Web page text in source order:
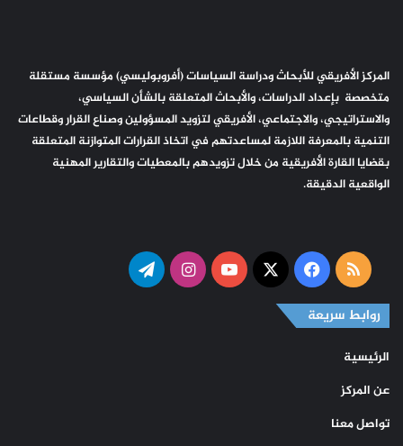
المركز الأفريقي للأبحاث ودراسة السياسات (أفروبوليسي) مؤسسة مستقلة
متخصصة بإعداد الدراسات، والأبحاث المتعلقة بالشأن السياسي،
والاستراتيجي، والاجتماعي، الأفريقي لتزويد المسؤولين وصناع القرار وقطاعات
التنمية بالمعرفة اللازمة لمساعدتهم في اتخاذ القرارات المتوازنة المتعلقة
بقضايا القارة الأفريقية من خلال تزويدهم بالمعطيات والتقارير المهنية
الواقعية الدقيقة.
ملخص
الموقع
فيسبوك
‫X
‫YouTubeانستقرامتيلقرام
روابط سريعة
الرئيسية
عن المركز
تواصل معنا